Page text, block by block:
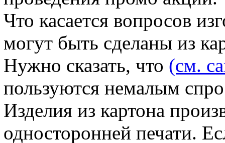
Что касается вопросов
могут быть сделаны из
Нужно сказать, что (см.
пользуются немалым
Изделия из картона
односторонней печати.